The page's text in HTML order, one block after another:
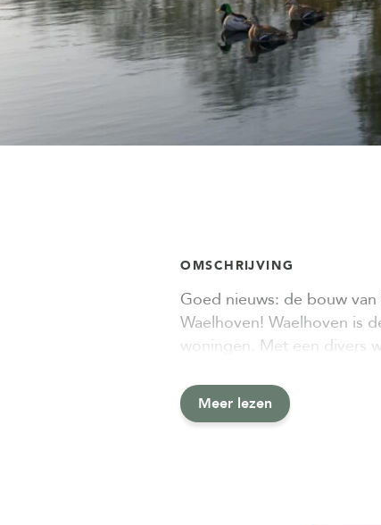
OMSCHRIJVING
Goed nieuws: de bouw
Waelhoven! Waelhoven is
woningen. Met een divers
Meer lezen